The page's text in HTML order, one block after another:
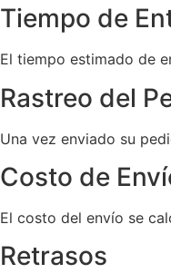
Tiempo de
El tiempo estimado de
Rastreo del
Una vez enviado su
Costo de
El costo del envío se
Retrasos